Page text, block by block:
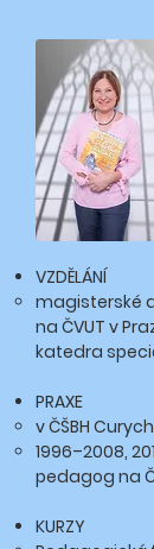
VZDĚLÁNÍ
magisterské
na ČVUT v
katedra
PRAXE
​v ČŠBH
1996–2008,
pedagog na
KURZY